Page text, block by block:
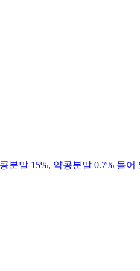
말 15%, 약콩분말 0.7% 들